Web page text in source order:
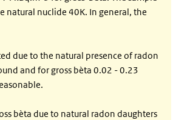
natural nuclide 40K. In general, the
due to the natural presence of radon
and for gross bèta 0.02 - 0.23
bèta due to natural radon daughters